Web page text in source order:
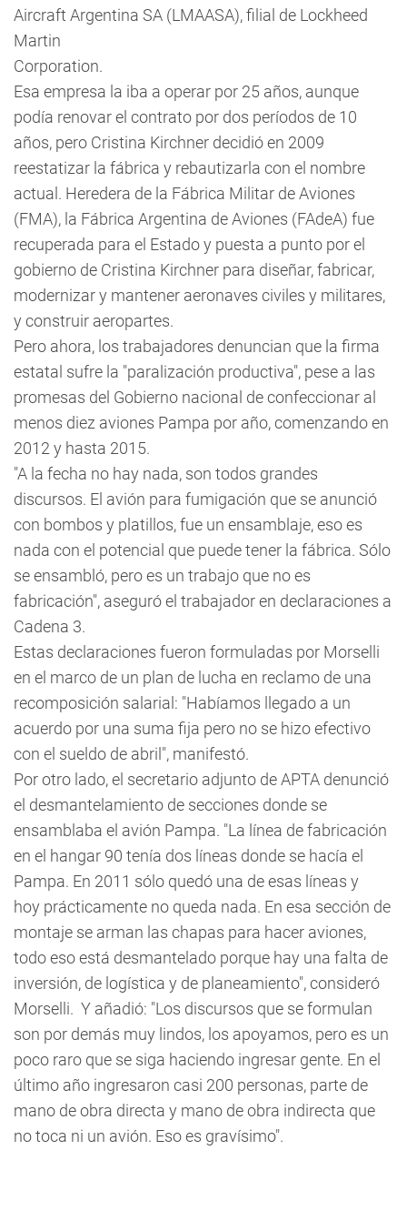
Aircraft Argentina SA (LMAASA), filial de Lockheed
Martin
Corporation.
Esa empresa la iba a operar por 25 años, aunque
podía renovar el contrato por dos períodos de 10
años, pero Cristina Kirchner decidió en 2009
reestatizar la fábrica y rebautizarla con el nombre
actual. Heredera de la Fábrica Militar de Aviones
(FMA), la Fábrica Argentina de Aviones (FAdeA) fue
recuperada para el Estado y puesta a punto por el
gobierno de Cristina Kirchner para diseñar, fabricar,
modernizar y mantener aeronaves civiles y militares,
y construir aeropartes.
Pero ahora, los trabajadores denuncian que la firma
estatal sufre la "paralización productiva", pese a las
promesas del Gobierno nacional de confeccionar al
menos diez aviones Pampa por año, comenzando en
2012 y hasta 2015.
"A la fecha no hay nada, son todos grandes
discursos. El avión para fumigación que se anunció
con bombos y platillos, fue un ensamblaje, eso es
nada con el potencial que puede tener la fábrica. Sólo
se ensambló, pero es un trabajo que no es
fabricación", aseguró el trabajador en declaraciones a
Cadena 3.
Estas declaraciones fueron formuladas por Morselli
en el marco de un plan de lucha en reclamo de una
recomposición salarial: "Habíamos llegado a un
acuerdo por una suma fija pero no se hizo efectivo
con el sueldo de abril", manifestó.
Por otro lado, el secretario adjunto de APTA denunció
el desmantelamiento de secciones donde se
ensamblaba el avión Pampa. "La línea de fabricación
en el hangar 90 tenía dos líneas donde se hacía el
Pampa. En 2011 sólo quedó una de esas líneas y
hoy prácticamente no queda nada. En esa sección de
montaje se arman las chapas para hacer aviones,
todo eso está desmantelado porque hay una falta de
inversión, de logística y de planeamiento", consideró
Morselli. Y añadió: "Los discursos que se formulan
son por demás muy lindos, los apoyamos, pero es un
poco raro que se siga haciendo ingresar gente. En el
último año ingresaron casi 200 personas, parte de
mano de obra directa y mano de obra indirecta que
no toca ni un avión. Eso es gravísimo".